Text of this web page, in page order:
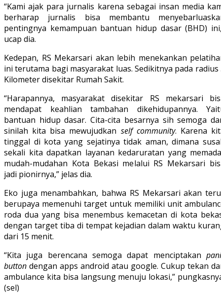
“Kami ajak para jurnalis karena sebagai insan media
berharap jurnalis bisa membantu
pentingnya kemampuan bantuan hidup dasar (BHD)
ucap dia.
Kedepan, RS Mekarsari akan lebih menekankan
ini terutama bagi masyarakat luas. Sedikitnya pada radius
Kilometer disekitar Rumah Sakit.
“Harapannya, masyarakat disekitar RS mekarsari
mendapat keahlian tambahan dikehidupannya.
bantuan hidup dasar. Cita-cita besarnya sih semoga
sinilah kita bisa mewujudkan self community. Karena
tinggal di kota yang sejatinya tidak aman, dimana
sekali kita dapatkan layanan kedaruratan yang
mudah-mudahan Kota Bekasi melalui RS Mekarsari
jadi pionirnya,” jelas dia.
Eko juga menambahkan, bahwa RS Mekarsari akan
berupaya memenuhi target untuk memiliki unit
roda dua yang bisa menembus kemacetan di kota
dengan target tiba di tempat kejadian dalam waktu
dari 15 menit.
“Kita juga berencana semoga dapat menciptakan
button dengan apps android atau google. Cukup tekan
ambulance kita bisa langsung menuju lokasi,”
(sel)